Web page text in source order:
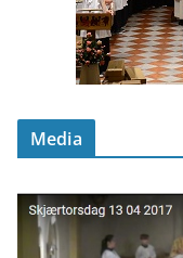
Media